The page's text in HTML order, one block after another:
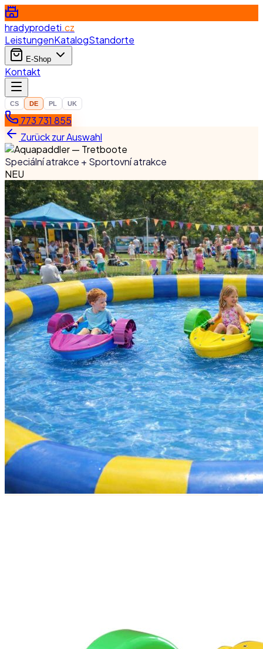
hradyprodeti.cz
LeistungenKatalogStandorte
E-Shop
Kontakt
CS DE PL UK
773 731 855
Zurück zur Auswahl
Speciální atrakce + Sportovní atrakce
NEU